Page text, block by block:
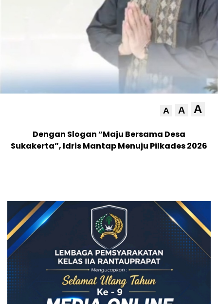
A A A
Dengan Slogan “Maju Bersama Desa
Sukakerta”, Idris Mantap Menuju Pilkades 2026